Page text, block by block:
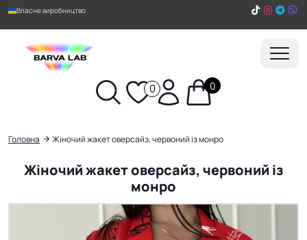
Власне виробництво
0 0
Пошук
Головна Жіночий жакет оверсайз, червоний із монро
Жіночий жакет оверсайз, червоний із
монро